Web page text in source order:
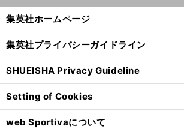
集英社ホームページ
集英社プライバシーガイドライン
SHUEISHA Privacy Guideline
Setting of Cookies
web Sportivaについて